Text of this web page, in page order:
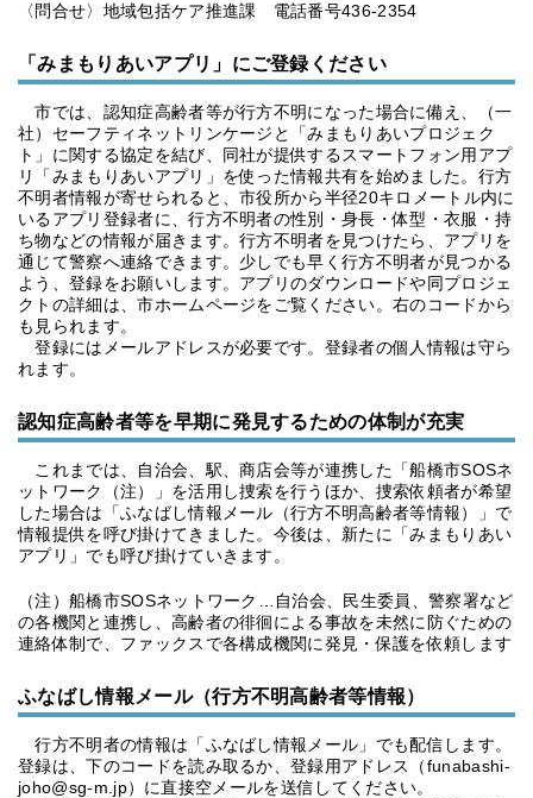
〈問合せ〉地域包括ケア推進課 電話番号436-2354
「みまもりあいアプリ」にご登録ください
市では、認知症高齢者等が行方不明になった場合に備え、（一
社）セーフティネットリンケージと「みまもりあいプロジェク
ト」に関する協定を結び、同社が提供するスマートフォン用アプ
リ「みまもりあいアプリ」を使った情報共有を始めました。行方
不明者情報が寄せられると、市役所から半径20キロメートル内に
いるアプリ登録者に、行方不明者の性別・身長・体型・衣服・持
ち物などの情報が届きます。行方不明者を見つけたら、アプリを
通じて警察へ連絡できます。少しでも早く行方不明者が見つかる
よう、登録をお願いします。アプリのダウンロードや同プロジェ
クトの詳細は、市ホームページをご覧ください。右のコードから
も見られます。
登録にはメールアドレスが必要です。登録者の個人情報は守ら
れます。
認知症高齢者等を早期に発見するための体制が充実
これまでは、自治会、駅、商店会等が連携した「船橋市SOSネ
ットワーク（注）」を活用し捜索を行うほか、捜索依頼者が希望
した場合は「ふなばし情報メール（行方不明高齢者等情報）」で
情報提供を呼び掛けてきました。今後は、新たに「みまもりあい
アプリ」でも呼び掛けていきます。
（注）船橋市SOSネットワーク…自治会、民生委員、警察署など
の各機関と連携し、高齢者の徘徊による事故を未然に防ぐための
連絡体制で、ファックスで各構成機関に発見・保護を依頼します
ふなばし情報メール（行方不明高齢者等情報）
行方不明者の情報は「ふなばし情報メール」でも配信します。
登録は、下のコードを読み取るか、登録用アドレス（funabashi-
joho@sg-m.jp）に直接空メールを送信してください。